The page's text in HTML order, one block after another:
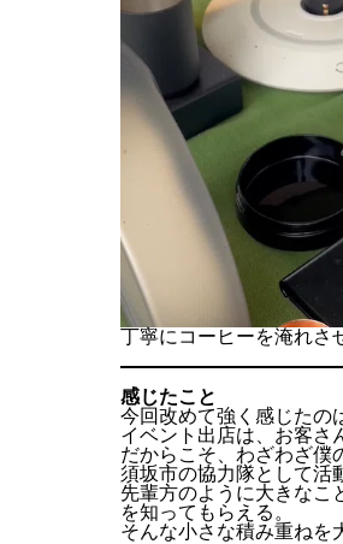
丁寧にコーヒーを淹れさ
感じたこと
今回改めて強く感じたの
イベント出店は、お客さ
だからこそ、わざわざ僕
須坂市の協力隊として活
先輩方のように大きなこ
を知ってもらえる。
そんな小さな積み重ねを